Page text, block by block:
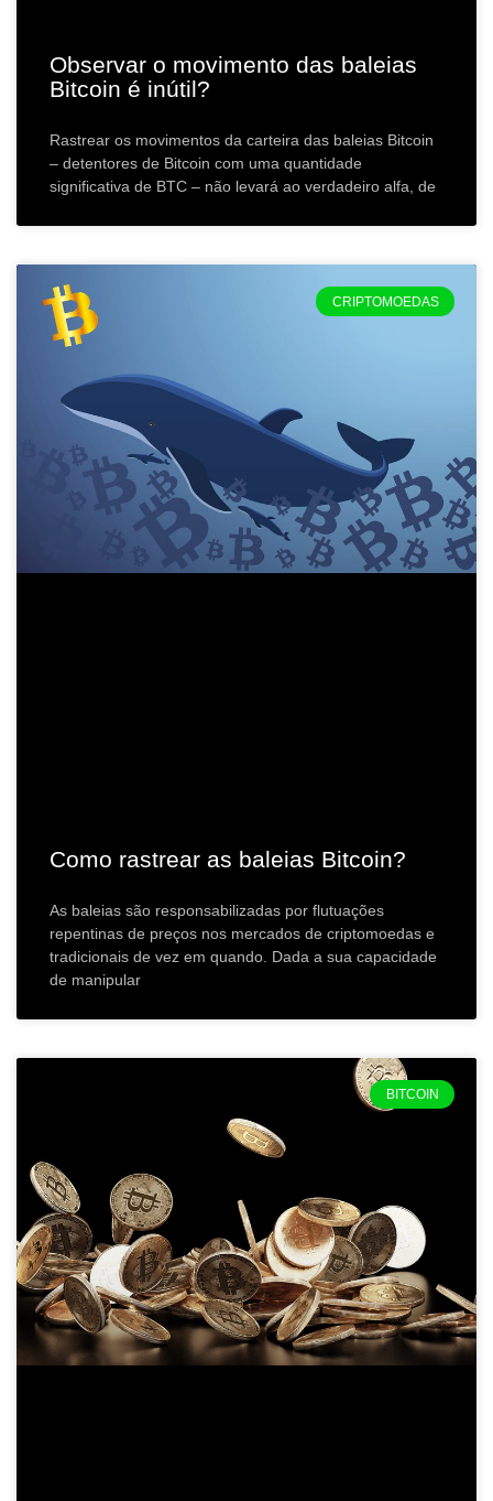
Observar o movimento das baleias
Bitcoin é inútil?
Rastrear os movimentos da carteira das baleias Bitcoin
– detentores de Bitcoin com uma quantidade
significativa de BTC – não levará ao verdadeiro alfa, de
CRIPTOMOEDAS
Como rastrear as baleias Bitcoin?
As baleias são responsabilizadas por flutuações
repentinas de preços nos mercados de criptomoedas e
tradicionais de vez em quando. Dada a sua capacidade
de manipular
BITCOIN